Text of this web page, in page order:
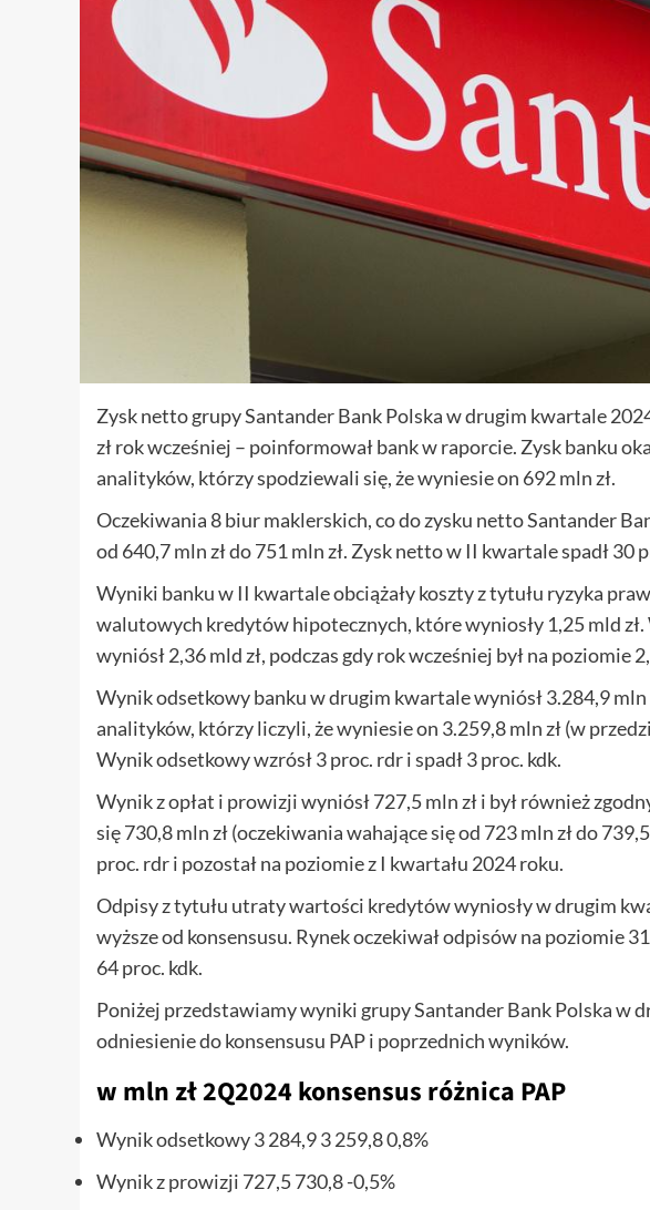
Zysk netto grupy Santander Bank Polska w drugim kwartale
zł rok wcześniej – poinformował bank w raporcie. Zysk banku
analityków, którzy spodziewali się, że wyniesie on 692 mln zł.
Oczekiwania 8 biur maklerskich, co do zysku netto Santander
od 640,7 mln zł do 751 mln zł. Zysk netto w II kwartale spadł 30
Wyniki banku w II kwartale obciążały koszty z tytułu ryzyka
walutowych kredytów hipotecznych, które wyniosły 1,25 mld
wyniósł 2,36 mld zł, podczas gdy rok wcześniej był na poziomie
Wynik odsetkowy banku w drugim kwartale wyniósł 3.284,9 mln
analityków, którzy liczyli, że wyniesie on 3.259,8 mln zł (w
Wynik odsetkowy wzrósł 3 proc. rdr i spadł 3 proc. kdk.
Wynik z opłat i prowizji wyniósł 727,5 mln zł i był również
się 730,8 mln zł (oczekiwania wahające się od 723 mln zł do
proc. rdr i pozostał na poziomie z I kwartału 2024 roku.
Odpisy z tytułu utraty wartości kredytów wyniosły w drugim
wyższe od konsensusu. Rynek oczekiwał odpisów na poziomie
64 proc. kdk.
Poniżej przedstawiamy wyniki grupy Santander Bank Polska w
odniesienie do konsensusu PAP i poprzednich wyników.
w mln zł 2Q2024 konsensus różnica PAP
Wynik odsetkowy 3 284,9 3 259,8 0,8%
Wynik z prowizji 727,5 730,8 -0,5%